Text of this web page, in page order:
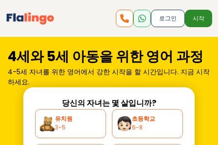
로그인 시작
4세와 5세 아동을 위한 영어 과정
4-5세 자녀를 위한 영어에서 강한 시작을 할 시간입니다. 지금 시작
하세요.
당신의 자녀는 몇 살입니까?
유치원
3-5
초등학교
6-8